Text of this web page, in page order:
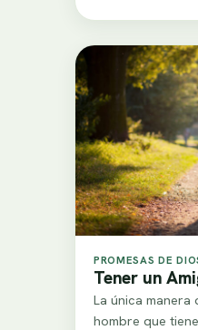
PROMESAS DE
Tener un
La única manera
hombre que